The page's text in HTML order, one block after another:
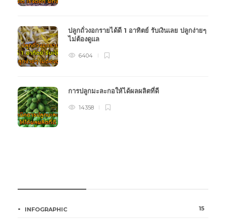
ปลูกถั่วงอกรายได้ดี 1 อาทิตย์ รับเงินเลย ปลูกง่ายๆ
ไม่ต้องดูแล
6404
การปลูกมะละกอให้ได้ผลผลิตที่ดี
14358
INFOGRAPHIC 15